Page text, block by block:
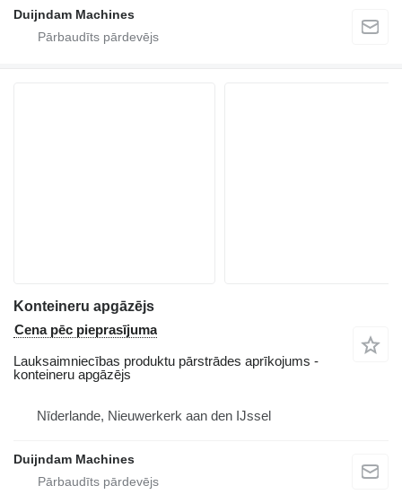
Duijndam Machines
Konteineru apgāzējs
Cena pēc pieprasījuma
Lauksaimniecības produktu pārstrādes aprīkojums -
konteineru apgāzējs
Nīderlande, Nieuwerkerk aan den IJssel
Duijndam Machines